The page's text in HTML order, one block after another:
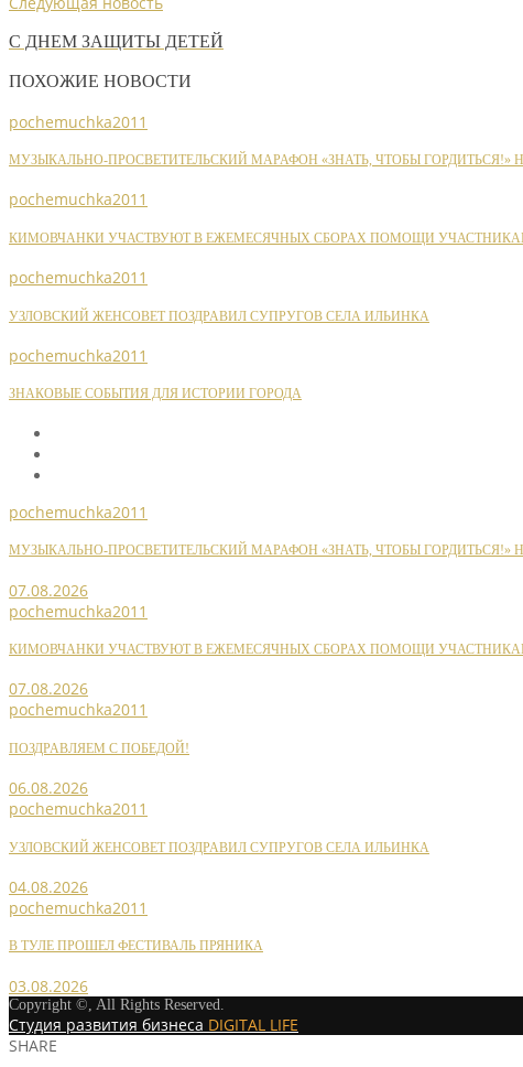
C ДНЕМ ЗАЩИТЫ ДЕТЕЙ
ПОХОЖИЕ НОВОСТИ
pochemuchka2011
МУЗЫКАЛЬНО-ПРОСВЕТИТЕЛЬСКИЙ МАРАФОН «ЗНАТЬ, ЧТОБЫ ГОРДИТЬСЯ!»
pochemuchka2011
КИМОВЧАНКИ УЧАСТВУЮТ В ЕЖЕМЕСЯЧНЫХ СБОРАХ ПОМОЩИ
pochemuchka2011
УЗЛОВСКИЙ ЖЕНСОВЕТ ПОЗДРАВИЛ СУПРУГОВ СЕЛА ИЛЬИНКА
pochemuchka2011
ЗНАКОВЫЕ СОБЫТИЯ ДЛЯ ИСТОРИИ ГОРОДА
pochemuchka2011
МУЗЫКАЛЬНО-ПРОСВЕТИТЕЛЬСКИЙ МАРАФОН «ЗНАТЬ, ЧТОБЫ ГОРДИТЬСЯ!»
07.08.2026
pochemuchka2011
КИМОВЧАНКИ УЧАСТВУЮТ В ЕЖЕМЕСЯЧНЫХ СБОРАХ ПОМОЩИ
07.08.2026
pochemuchka2011
ПОЗДРАВЛЯЕМ С ПОБЕДОЙ!
06.08.2026
pochemuchka2011
УЗЛОВСКИЙ ЖЕНСОВЕТ ПОЗДРАВИЛ СУПРУГОВ СЕЛА ИЛЬИНКА
04.08.2026
pochemuchka2011
В ТУЛЕ ПРОШЕЛ ФЕСТИВАЛЬ ПРЯНИКА
03.08.2026
Copyright ©, All Rights Reserved.
Студия развития бизнеса DIGITAL LIFE
SHARE